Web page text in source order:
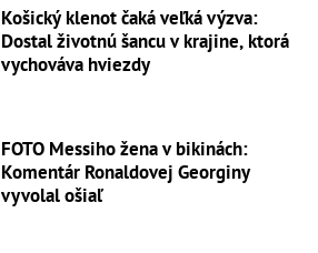
Košický klenot čaká veľká výzva:
Dostal životnú šancu v krajine, ktorá
vychováva hviezdy
FOTO Messiho žena v bikinách:
Komentár Ronaldovej Georginy
vyvolal ošiaľ